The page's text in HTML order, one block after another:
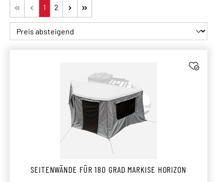
Seite
1 Seite
2
SEITENWÄNDE FÜR 180 GRAD MARKISE HORIZON